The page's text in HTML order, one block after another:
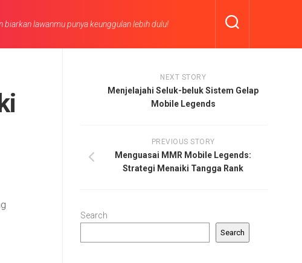
lawanmu punya keunggulan lebih dulu!
NEXT STORY
Menjelajahi Seluk-beluk Sistem Gelap
Mobile Legends
PREVIOUS STORY
Menguasai MMR Mobile Legends:
Strategi Menaiki Tangga Rank
Search
Search